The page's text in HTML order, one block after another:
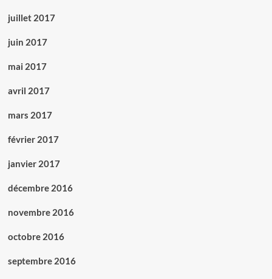
juillet 2017
juin 2017
mai 2017
avril 2017
mars 2017
février 2017
janvier 2017
décembre 2016
novembre 2016
octobre 2016
septembre 2016